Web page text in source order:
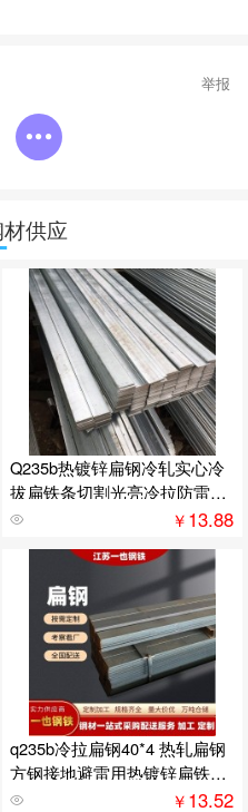
举报
供应
Q235b热镀锌扁钢冷轧实心冷
拔扁铁条切割光亮冷拉防雷接
地扁铁
￥13.88
q235b冷拉扁钢40*4 热轧扁钢
方钢接地避雷用热镀锌扁铁条
加工折弯
￥13.52